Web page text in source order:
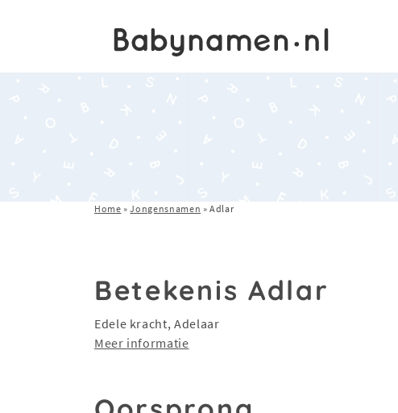
Home »Jongensnamen »Adlar
Betekenis Adlar
Edele kracht, Adelaar
Meer informatie